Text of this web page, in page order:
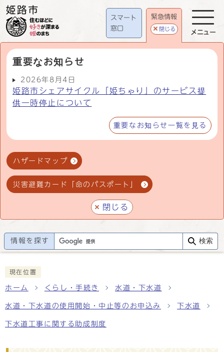
スマート
窓口
緊急情報
閉じる
重要なお知らせ
2026年8月4日
姫路市シェアサイクル「姫ちゃり」のサービス提
供一時停止について
重要なお知らせ一覧を見る
ハザードマップ
災害避難カード「命のパスポート」
閉じる
メニュー
情報を探す 検索
現在位置
ホーム くらし・手続き 水道・下水道
水道・下水道の使用開始・中止等のお申込み 下水道
下水道工事に関する助成制度